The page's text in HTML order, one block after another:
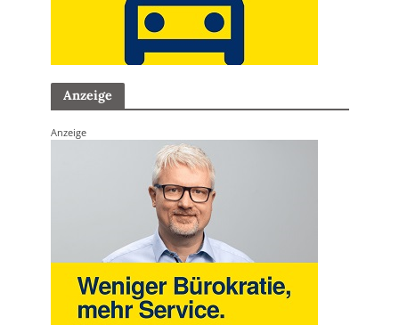
Anzeige
Anzeige